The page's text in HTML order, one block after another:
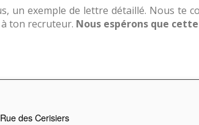
un exemple de lettre détaillé. Nous
ton recruteur. Nous espérons que
des Cerisiers